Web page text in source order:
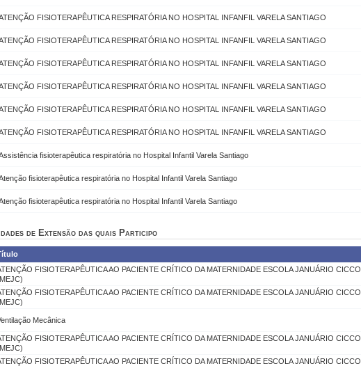
FISIOTERAPÊUTICA RESPIRATÓRIA NO HOSPITAL INFANFIL VARELA SANTIAGO
FISIOTERAPÊUTICA RESPIRATÓRIA NO HOSPITAL INFANFIL VARELA SANTIAGO
FISIOTERAPÊUTICA RESPIRATÓRIA NO HOSPITAL INFANFIL VARELA SANTIAGO
FISIOTERAPÊUTICA RESPIRATÓRIA NO HOSPITAL INFANFIL VARELA SANTIAGO
FISIOTERAPÊUTICA RESPIRATÓRIA NO HOSPITAL INFANFIL VARELA SANTIAGO
FISIOTERAPÊUTICA RESPIRATÓRIA NO HOSPITAL INFANFIL VARELA SANTIAGO
fisioterapêutica respiratória no Hospital Infantil Varela Santiago
fisioterapêutica respiratória no Hospital Infantil Varela Santiago
fisioterapêutica respiratória no Hospital Infantil Varela Santiago
de Extensão das quais Participo
FISIOTERAPÊUTICA AO PACIENTE CRÍTICO DA MATERNIDADE ESCOLA JANUÁRIO CICCO
FISIOTERAPÊUTICA AO PACIENTE CRÍTICO DA MATERNIDADE ESCOLA JANUÁRIO CICCO
Mecânica
FISIOTERAPÊUTICA AO PACIENTE CRÍTICO DA MATERNIDADE ESCOLA JANUÁRIO CICCO
FISIOTERAPÊUTICA AO PACIENTE CRÍTICO DA MATERNIDADE ESCOLA JANUÁRIO CICCO